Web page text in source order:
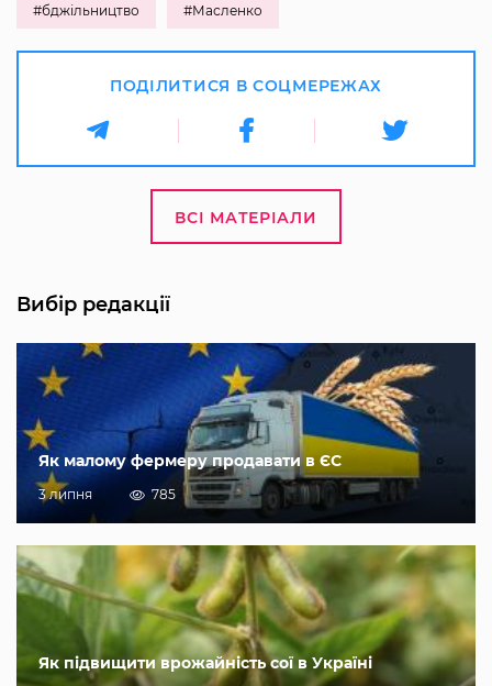
#бджільництво #Масленко
ПОДІЛИТИСЯ В СОЦМЕРЕЖАХ
ВСІ МАТЕРІАЛИ
Вибір редакції
Як малому фермеру продавати в ЄС
3 липня 785
Як підвищити врожайність сої в Україні